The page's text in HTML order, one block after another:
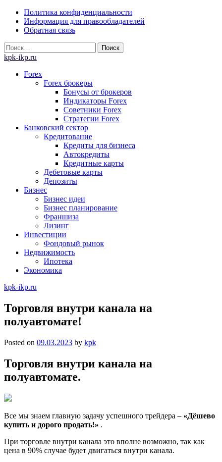
Skip
content
Политика конфиденциальности
Информация для правообладателей
Обратная связь
Найти:
kpk-ikp.ru
Forex
Forex брокеры
Бонусы от брокеров
Индикаторы Forex
Советники Forex
Стратегии Forex
Банковский сектор
Кредитование
Кредиты для бизнеса
Автокредиты
Кредитные карты
Дебетовые карты
Депозиты
Бизнес
Бизнес идеи
Бизнес планирование
Франшиза
Лизинг
Инвестиции
Фондовый рынок
Недвижимость
Ипотека
Экономика
kpk-ikp.ru
Торговля внутри канала на
полуавтомате!
Posted on 09.03.2023 by kpk
Торговля внутри канала на
полуавтомате.
Все мы знаем главную задачу успешного трейдера – «Дёшево
купить и дорого продать!» .
При торговле внутри канала это вполне возможно, так как
цена в 90% случае будет двигаться внутри канала.